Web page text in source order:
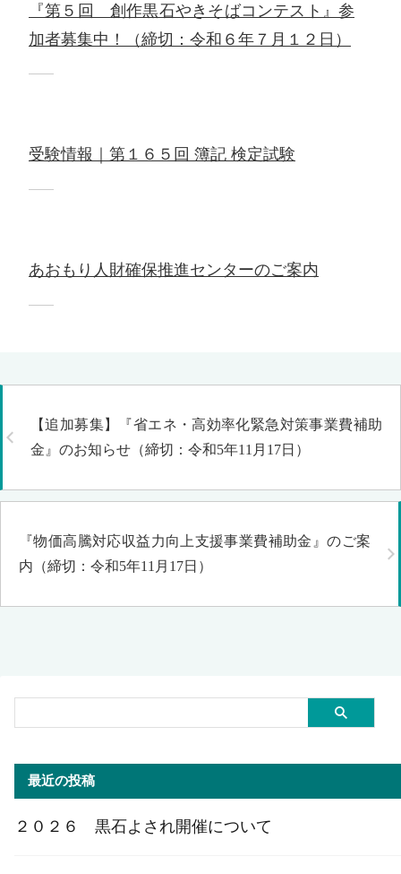
『第５回 創作黒石やきそばコンテスト』参
加者募集中！（締切：令和６年７月１２日）
受験情報｜第１６５回 簿記 検定試験
あおもり人財確保推進センターのご案内
【追加募集】『省エネ・高効率化緊急対策事業費補助
金』のお知らせ（締切：令和5年11月17日）
『物価高騰対応収益力向上支援事業費補助金』のご案
内（締切：令和5年11月17日）
最近の投稿
２０２６ 黒石よされ開催について